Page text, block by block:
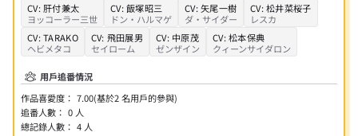
CV: 肝付兼太
ヨッコーラー三世
CV: 飯塚昭三
ドン・ハルマゲ
CV: 矢尾一樹
ダ・サイダー
CV: 松井菜桜子
レスカ
CV: TARAKO
ヘビメタコ
CV: 飛田展男
セイローム
CV: 中原茂
ゼンザイン
CV: 松本保典
クィーンサイダロン
用戶追番情況
作品喜愛度： 7.00(基於2名用戶的參與)
追番人數： 0 人
總記錄人數： 4 人